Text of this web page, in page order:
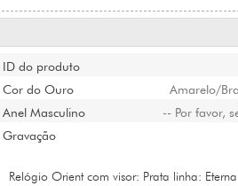
ID do produto
Cor do Ouro Amarelo/
Anel Masculino -- Por favor,
Gravação
Relógio Orient com visor: Prata linha: